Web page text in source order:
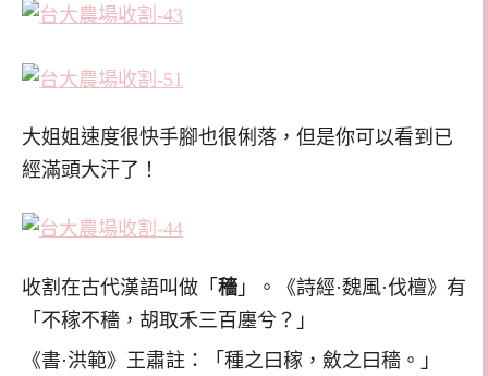
大姐姐速度很快手腳也很俐落，但是你可以看到已
經滿頭大汗了！
收割在古代漢語叫做「 穡 」。《詩經·魏風·伐檀》有
「不稼不穡，胡取禾三百廛兮？」
《書·洪範》王肅註：「種之曰稼，斂之曰穡。」